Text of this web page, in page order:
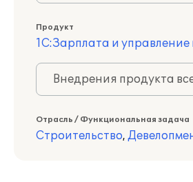
Продукт
1С:Зарплата и управление
Внедрения продукта
Отрасль / Функциональная задача
Строительство,